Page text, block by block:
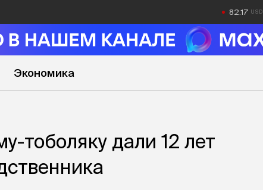
82.17
Экономика
тоболяку дали 12 лет